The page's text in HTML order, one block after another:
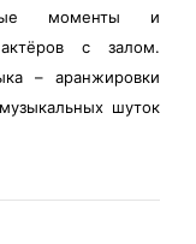
моменты и
с залом.
– аранжировки
шуток